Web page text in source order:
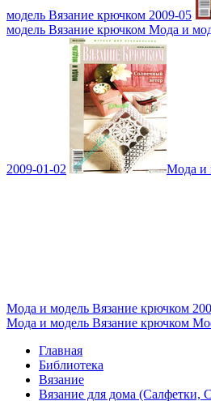
модель Вязание крючком 2009-05
модель Вязание крючком Мода и
2009-01-02 Мода и
Мода и модель Вязание крючком
Мода и модель Вязание крючком
Главная
Библиотека
Вязание
Вязание для дома (Салфетки,